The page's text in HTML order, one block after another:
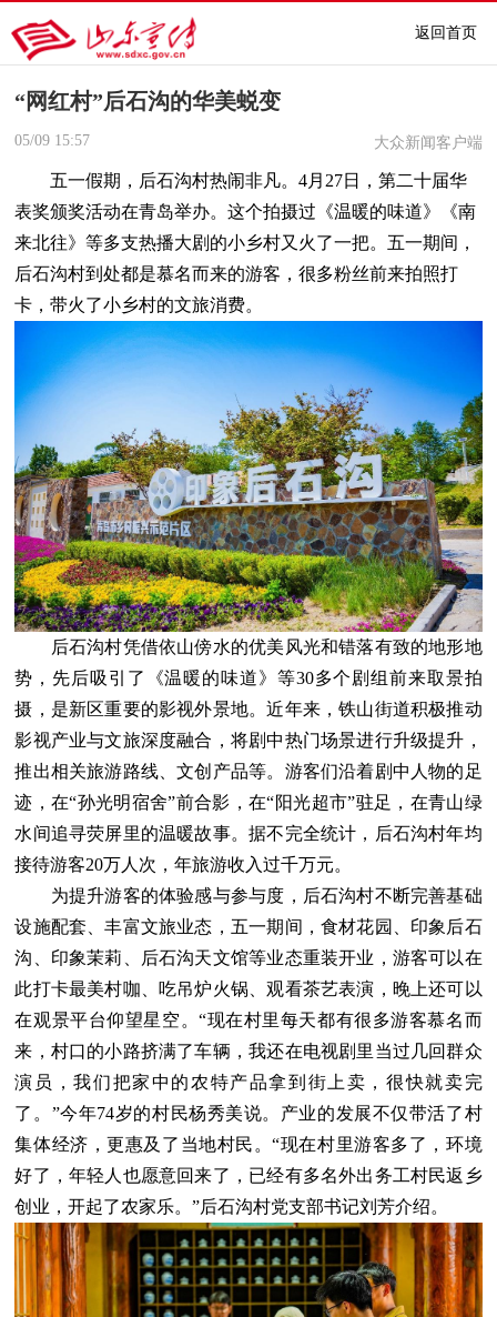
返回首页
“网红村”后石沟的华美蜕变
05/09 15:57 大众新闻客户端
五一假期，后石沟村热闹非凡。4月27日，第二十届华
表奖颁奖活动在青岛举办。这个拍摄过《温暖的味道》《南
来北往》等多支热播大剧的小乡村又火了一把。五一期间，
后石沟村到处都是慕名而来的游客，很多粉丝前来拍照打
卡，带火了小乡村的文旅消费。
后石沟村凭借依山傍水的优美风光和错落有致的地形地
势，先后吸引了《温暖的味道》等30多个剧组前来取景拍
摄，是新区重要的影视外景地。近年来，铁山街道积极推动
影视产业与文旅深度融合，将剧中热门场景进行升级提升，
推出相关旅游路线、文创产品等。游客们沿着剧中人物的足
迹，在“孙光明宿舍”前合影，在“阳光超市”驻足，在青山绿
水间追寻荧屏里的温暖故事。据不完全统计，后石沟村年均
接待游客20万人次，年旅游收入过千万元。
为提升游客的体验感与参与度，后石沟村不断完善基础
设施配套、丰富文旅业态，五一期间，食材花园、印象后石
沟、印象茉莉、后石沟天文馆等业态重装开业，游客可以在
此打卡最美村咖、吃吊炉火锅、观看茶艺表演，晚上还可以
在观景平台仰望星空。“现在村里每天都有很多游客慕名而
来，村口的小路挤满了车辆，我还在电视剧里当过几回群众
演员，我们把家中的农特产品拿到街上卖，很快就卖完
了。”今年74岁的村民杨秀美说。产业的发展不仅带活了村
集体经济，更惠及了当地村民。“现在村里游客多了，环境
好了，年轻人也愿意回来了，已经有多名外出务工村民返乡
创业，开起了农家乐。”后石沟村党支部书记刘芳介绍。